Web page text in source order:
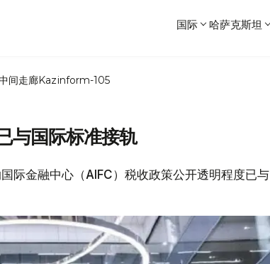
国际 哈萨克斯坦
间走廊Kazinform-105
与国际标准接轨
际金融中心（AIFC）税收政策公开透明程度已与